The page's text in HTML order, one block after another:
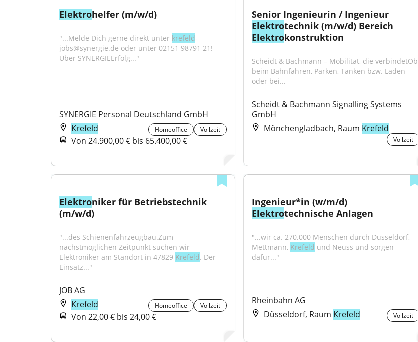
Elektrohelfer (m/w/d)
"...Melde Dich gerne direkt unter krefeld-
jobs@synergie.de oder unter 02151 98791 21!
Über SYNERGIEErfolg..."
SYNERGIE Personal Deutschland GmbH
Krefeld
Homeoffice Vollzeit
Von 24.900,00 € bis 65.400,00 €
Elektro
Elektrokonstruktion
Scheidt & Bachmann – Mobilität, die verbindetOb
beim Bahnfahren, Parken, Tanken bzw. Laden
oder bei...
Scheidt & Bachmann Signalling Systems
GmbH
Mönchengladbach, Raum Krefeld
Vollzeit
Elektroniker für Betriebstechnik
(m/w/d)
"...des Schienenfahrzeugbau.Zum
nächstmöglichen Zeitpunkt suchen wir
Elektroniker am Standort in 47829 Krefeld. Der
Einsatz..."
JOB AG
Krefeld
Homeoffice Vollzeit
Von 22,00 € bis 24,00 €
Elektrotechnische Anlagen
"...wir ca. 270.000 Menschen durch Düsseldorf,
Mettmann, Krefeld und Neuss und sorgen
dafür..."
Rheinbahn AG
Düsseldorf, Raum Krefeld Vollzeit